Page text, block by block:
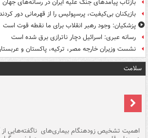
بازتاب پیامدهای جنگ علیه ایران در رسانه‌های جهان
بازیکنان بی‌کیفیت، پرسپولیس را از قهرمانی دور
پزشکیان: وجود رهبر انقلاب برای ما نقطه قوت است
رسانه عبری: اسرائیل دچار ناترازی برق شده است
نشست وزیران خارجه مصر، ترکیه، پاکستان و
سلامت
اهمیت تشخیص زودهنگام بیماری‌های ناگفته‌هایی